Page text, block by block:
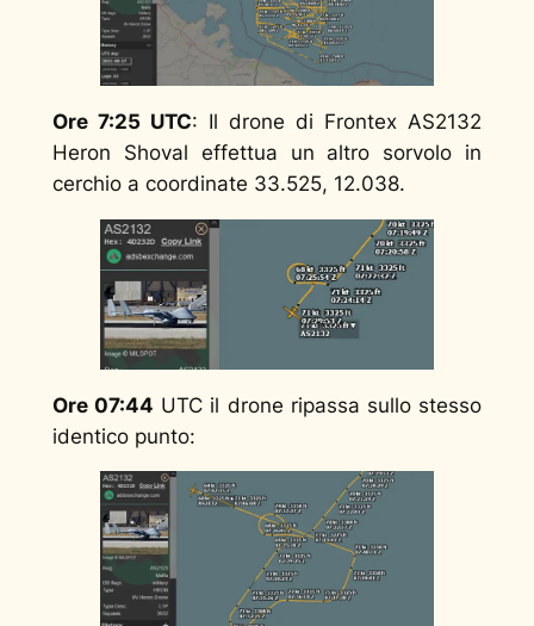
Ore 7:25 UTC: Il drone di Frontex AS2132
Heron Shoval effettua un altro sorvolo in
cerchio a coordinate 33.525, 12.038.
Ore 07:44 UTC il drone ripassa sullo stesso
identico punto: